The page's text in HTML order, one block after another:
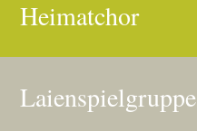
Heimatchor
Laienspielgruppe